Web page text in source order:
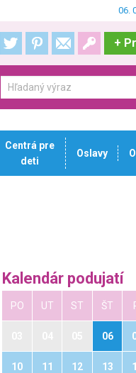
06.
+
Centrá pre
deti
Oslavy
Kalendár podujatí
PO UT ST ŠT
06
10 11 12 13